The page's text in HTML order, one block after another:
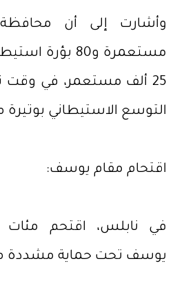
مستعمرة و80
25 ألف مستعمر، في
التوسع الاستيطاني بوتيرة
اقتحام مقام يوسف:
في نابلس، اقتحم مئات
يوسف تحت حماية مشددة